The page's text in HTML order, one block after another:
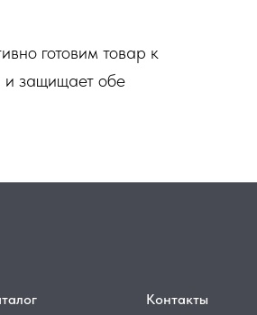
готовим товар к
и защищает обе
Контакты